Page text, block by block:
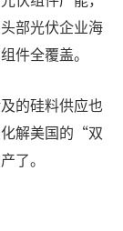
部光伏企业海
件全覆盖。
的硅料供应也
解美国的“双
了。